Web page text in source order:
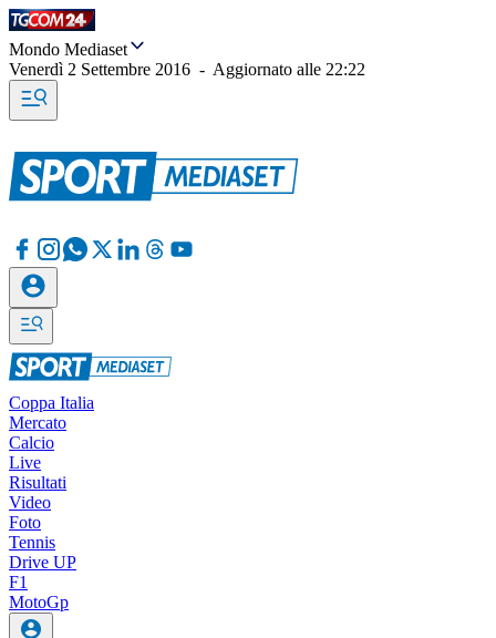
Mondo Mediaset
Venerdì 2 Settembre 2016 - Aggiornato alle 22:22
Coppa Italia
Mercato
Calcio
Live
Risultati
Video
Foto
Tennis
Drive UP
F1
MotoGp